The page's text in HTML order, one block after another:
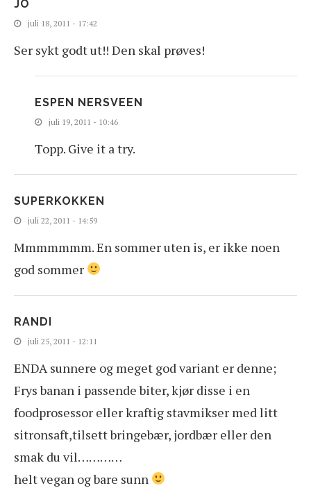
JO
juli 18, 2011 - 17:42
Ser sykt godt ut!! Den skal prøves!
ESPEN NERSVEEN
juli 19, 2011 - 10:46
Topp. Give it a try.
SUPERKOKKEN
juli 22, 2011 - 14:59
Mmmmmmm. En sommer uten is, er ikke noen
god sommer
RANDI
juli 25, 2011 - 12:11
ENDA sunnere og meget god variant er denne;
Frys banan i passende biter, kjør disse i en
foodprosessor eller kraftig stavmikser med litt
sitronsaft,tilsett bringebær, jordbær eller den
smak du vil…………
helt vegan og bare sunn